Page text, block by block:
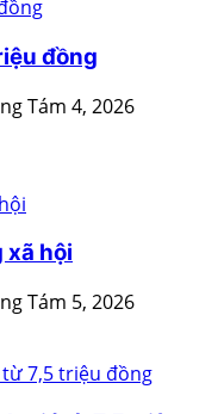
đồng
Tám 4, 2026
xã hội
Tám 5, 2026